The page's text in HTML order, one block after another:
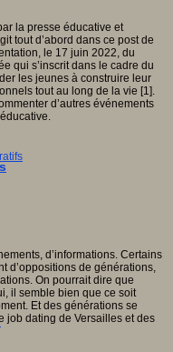
la presse éducative et
tout d’abord dans ce post de
le 17 juin 2022, du
qui s’inscrit dans le cadre du
les jeunes à construire leur
tout au long de la vie [1].
d’autres événements
d’informations. Certains
d’oppositions de générations,
On pourrait dire que
il semble bien que ce soit
Et des générations se
job dating de Versailles et des